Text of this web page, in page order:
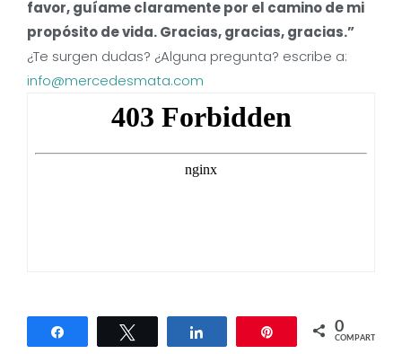
favor, guíame claramente por el camino de mi
propósito de vida. Gracias, gracias, gracias.”
¿Te surgen dudas? ¿Alguna pregunta? escribe a:
info@mercedesmata.com
Compartir Twittear Compartir 0
COMPARTIR